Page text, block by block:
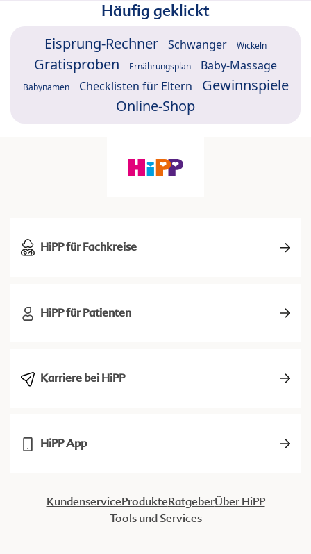
Häufig geklickt
Eisprung-Rechner Schwanger Wickeln
Gratisproben Ernährungsplan Baby-Massage
Babynamen Checklisten für Eltern
Gewinnspiele
Online-Shop
HiPP für Fachkreise
HiPP für Patienten
Karriere bei HiPP
HiPP App
KundenserviceProdukteRatgeberÜber HiPP
Tools und Services